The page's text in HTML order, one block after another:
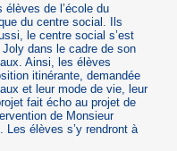
de l’école du
du centre social. Ils
le centre social s’est
dans le cadre de son
Ainsi, les élèves
itinérante, demandée
et leur mode de vie, leur
fait écho au projet de
de Monsieur
Les élèves s’y rendront à